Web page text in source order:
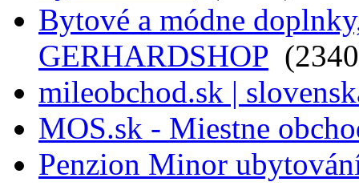
Bytové a módne
GERHARDSHOP
mileobchod.sk |
MOS.sk - Miestne
Penzion Minor